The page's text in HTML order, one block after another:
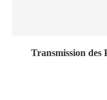
Transmission des